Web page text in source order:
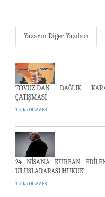
Yazarın Diğer Yazıları
TOVUZ’DAN DAĞLIK
ÇATIŞMASI
Tutku DİLAVER
24 NİSAN’A KURBAN
ULUSLARARASI HUKUK
Tutku DİLAVER